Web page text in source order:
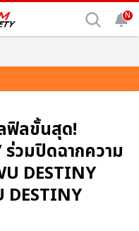
N
ฟิลขั้นสุด!
ร่วมปิดฉากความ
DESTINY
DESTINY